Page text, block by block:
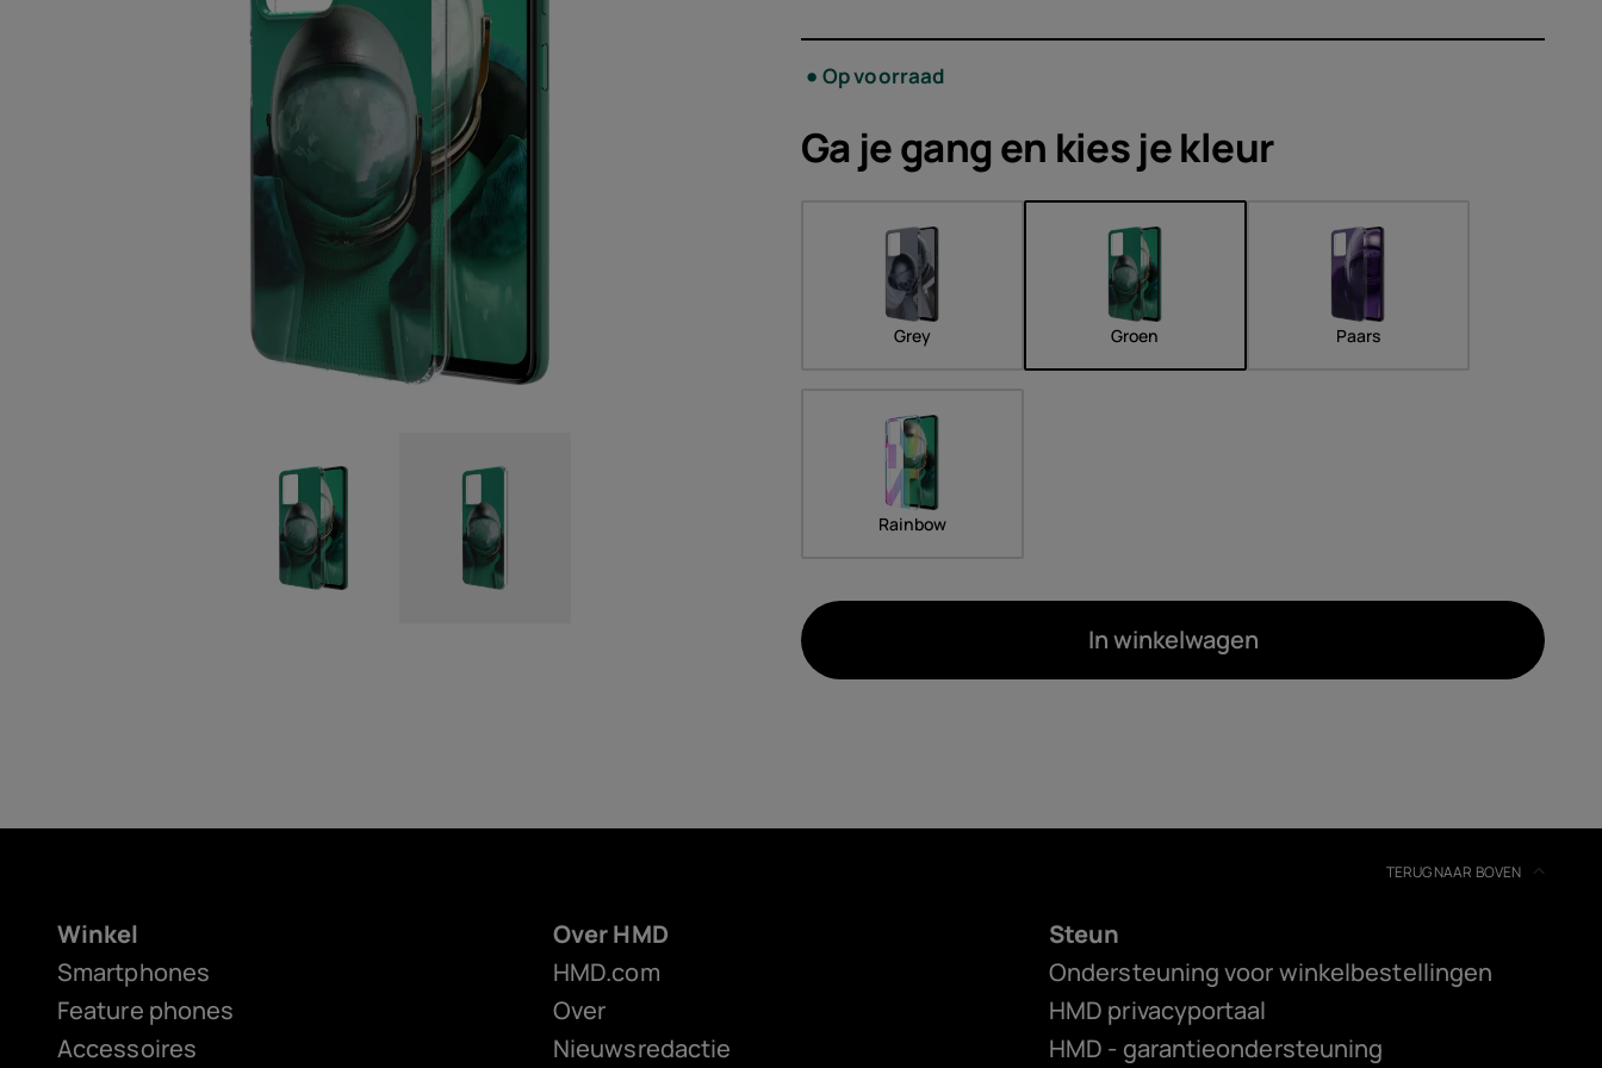
Aanbiedingen
Netherlands
Op voorraad
Ga je gang en kies jekleur
Grey Groen Paars
Rainbow
In winkelwagen
TERUG NAAR BOVEN
Winkel
Smartphones
Feature phones
Accessoires
Over HMD
HMD.com
Over
Nieuwsredactie
Steun
Ondersteuning voor winkelbestellingen
HMD privacyportaal
HMD - garantieondersteuning